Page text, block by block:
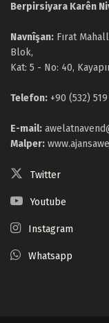
Berpirsiyara Karên
Navnîşan: Fırat
Blok,
Kat: 5 - No: 40,
Telefon: +90 (532)
E-mail:
Malper:
Twitter
Youtube
Instagram
Whatsapp